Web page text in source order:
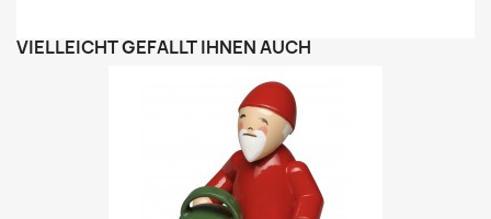
VIELLEICHT GEFÄLLT IHNEN AUCH